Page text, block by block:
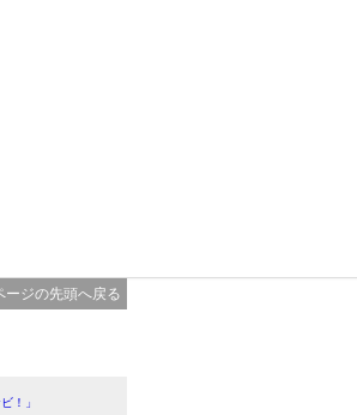
ジの先頭へ戻る
！」